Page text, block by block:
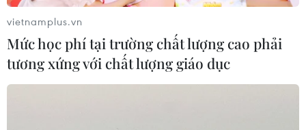
vietnamplus.vn
Mức học phí tại trường chất lượng cao phải
tương xứng với chất lượng giáo dục